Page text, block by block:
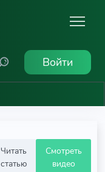
Войти
Читать
статью
Смотреть
видео